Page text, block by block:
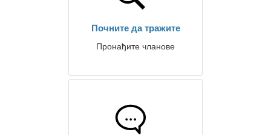
Почните да тражите
Пронађите чланове